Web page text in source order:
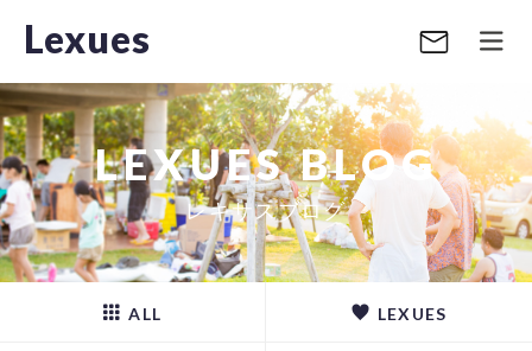
Lexues
LEXUES BLOG
レキサスブログ
ALL LEXUES